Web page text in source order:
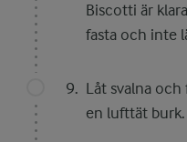
Biscotti är
fasta och inte
Låt svalna
en lufttät burk.